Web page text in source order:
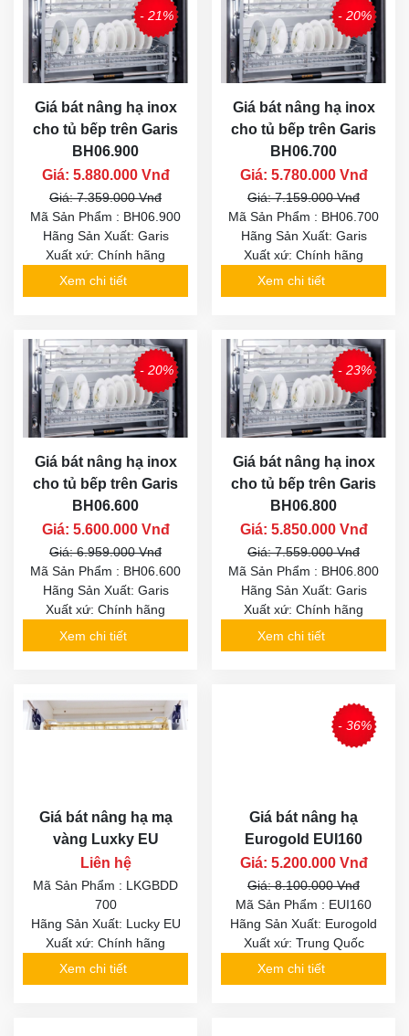
- 21%
Giá bát nâng hạ inox
cho tủ bếp trên Garis
BH06.900
Giá: 5.880.000 Vnđ
Giá: 7.359.000 Vnđ
Mã Sản Phẩm : BH06.900
Hãng Sản Xuất: Garis
Xuất xứ: Chính hãng
Xem chi tiết
- 20%
Giá bát nâng hạ inox
cho tủ bếp trên Garis
BH06.700
Giá: 5.780.000 Vnđ
Giá: 7.159.000 Vnđ
Mã Sản Phẩm : BH06.700
Hãng Sản Xuất: Garis
Xuất xứ: Chính hãng
Xem chi tiết
- 20%
Giá bát nâng hạ inox
cho tủ bếp trên Garis
BH06.600
Giá: 5.600.000 Vnđ
Giá: 6.959.000 Vnđ
Mã Sản Phẩm : BH06.600
Hãng Sản Xuất: Garis
Xuất xứ: Chính hãng
Xem chi tiết
- 23%
Giá bát nâng hạ inox
cho tủ bếp trên Garis
BH06.800
Giá: 5.850.000 Vnđ
Giá: 7.559.000 Vnđ
Mã Sản Phẩm : BH06.800
Hãng Sản Xuất: Garis
Xuất xứ: Chính hãng
Xem chi tiết
Giá bát nâng hạ mạ
vàng Luxky EU
Liên hệ
Mã Sản Phẩm : LKGBDD
700
Hãng Sản Xuất: Lucky EU
Xuất xứ: Chính hãng
Xem chi tiết
- 36%
Giá bát nâng hạ
Eurogold EUI160
Giá: 5.200.000 Vnđ
Giá: 8.100.000 Vnđ
Mã Sản Phẩm : EUI160
Hãng Sản Xuất: Eurogold
Xuất xứ: Trung Quốc
Xem chi tiết